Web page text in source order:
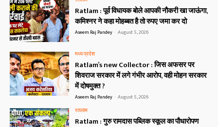
Ratlam : पूर्व विधायक बोले आपकी नौकरी खा जाऊंगा,
कमिश्नर ने कहा मोहब्बत है तो रुपए जमा कर दो
Aseem Raj Pandey - August 5, 2026
मध्य प्रदेश
Ratlam’s new Collector : जिस अफसर पर
शिवराज सरकार में लगे गंभीर आरोप, वही मोहन सरकार
में दोषमुक्त ?
Aseem Raj Pandey - August 5, 2026
रतलाम
Ratlam : गुरु रामदास पब्लिक स्कूल का पौधारोपण